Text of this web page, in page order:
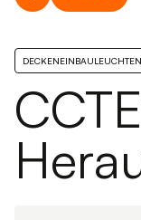
DECKENEINBAULEUCHTEN